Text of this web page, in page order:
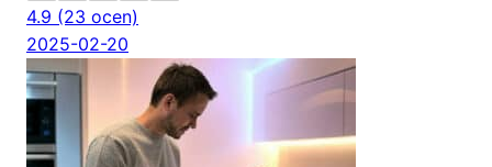
4.9 (23 ocen)
2025-02-20